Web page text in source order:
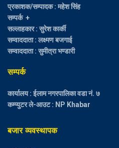
प्रकाशक/सम्पादक : महेश सिंह
सम्पर्क +
सल्लाहकार : सुरेश कार्की
सम्वाददाता : लक्ष्मण बजगाई
सम्वाददाता : सुमीत्रा भण्डारी
सम्पर्क
कार्यालय : ईलाम नगरपालिका वडा नं. ७
कम्प्युटर ले-आउट : NP Khabar
बजार व्यवस्थापक